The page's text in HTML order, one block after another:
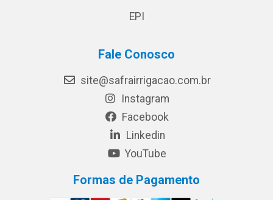
EPI
Fale Conosco
site@safrairrigacao.com.br
Instagram
Facebook
Linkedin
YouTube
Formas de Pagamento